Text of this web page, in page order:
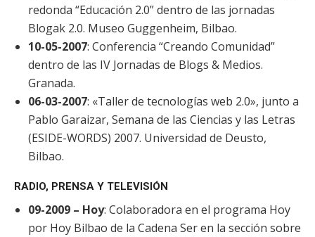
redonda “Educación 2.0” dentro de las jornadas
Blogak 2.0. Museo Guggenheim, Bilbao.
10-05-2007: Conferencia “Creando Comunidad”
dentro de las IV Jornadas de Blogs & Medios.
Granada.
06-03-2007: «Taller de tecnologías web 2.0», junto a
Pablo Garaizar, Semana de las Ciencias y las Letras
(ESIDE-WORDS) 2007. Universidad de Deusto,
Bilbao.
RADIO, PRENSA Y TELEVISIÓN
09-2009 – Hoy: Colaboradora en el programa Hoy
por Hoy Bilbao de la Cadena Ser en la sección sobre